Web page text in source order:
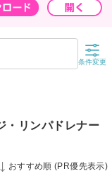
条件変更
・リンパドレナー
おすすめ順 (PR優先表示)